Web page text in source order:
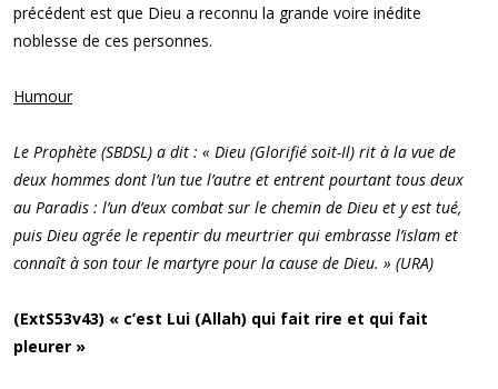
précédent est que Dieu a reconnu la grande voire inédite
noblesse de ces personnes.
Humour
Le Prophète (SBDSL) a dit : « Dieu (Glorifié soit-Il) rit à la vue de
deux hommes dont l’un tue l’autre et entrent pourtant tous deux
au Paradis : l’un d’eux combat sur le chemin de Dieu et y est tué,
puis Dieu agrée le repentir du meurtrier qui embrasse l’islam et
connaît à son tour le martyre pour la cause de Dieu. » (URA)
(ExtS53v43) « c’est Lui (Allah) qui fait rire et qui fait
pleurer »